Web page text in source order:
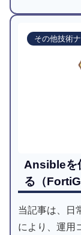
その他技術
Ansibleを
る（
当記事は、日
により、運用